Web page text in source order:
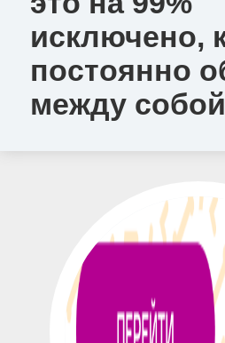
исключено,
постоянно
между